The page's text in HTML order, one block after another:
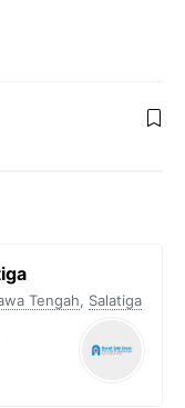
Tengah, Salatiga